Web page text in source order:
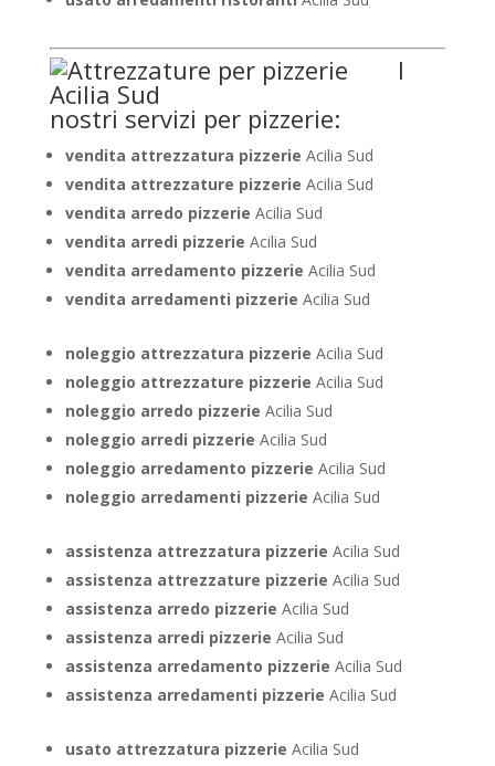
I
nostri servizi per pizzerie:
vendita attrezzatura pizzerie Acilia Sud
vendita attrezzature pizzerie Acilia Sud
vendita arredo pizzerie Acilia Sud
vendita arredi pizzerie Acilia Sud
vendita arredamento pizzerie Acilia Sud
vendita arredamenti pizzerie Acilia Sud
noleggio attrezzatura pizzerie Acilia Sud
noleggio attrezzature pizzerie Acilia Sud
noleggio arredo pizzerie Acilia Sud
noleggio arredi pizzerie Acilia Sud
noleggio arredamento pizzerie Acilia Sud
noleggio arredamenti pizzerie Acilia Sud
assistenza attrezzatura pizzerie Acilia Sud
assistenza attrezzature pizzerie Acilia Sud
assistenza arredo pizzerie Acilia Sud
assistenza arredi pizzerie Acilia Sud
assistenza arredamento pizzerie Acilia Sud
assistenza arredamenti pizzerie Acilia Sud
usato attrezzatura pizzerie Acilia Sud